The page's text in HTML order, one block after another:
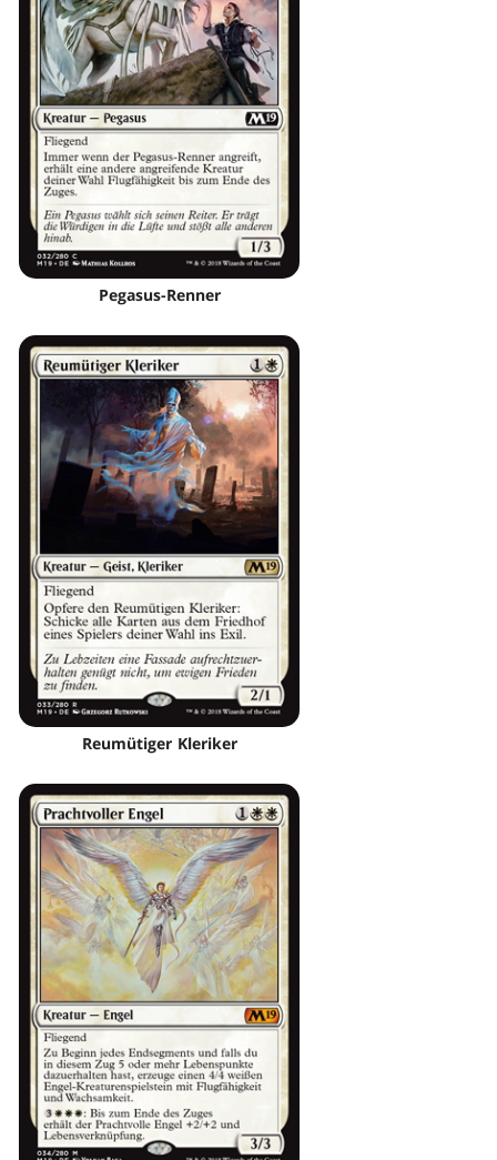
Pegasus-Renner
Reumütiger Kleriker